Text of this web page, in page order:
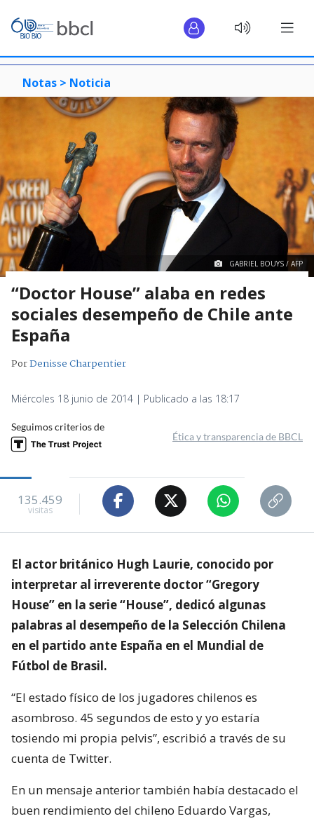
Notas > Noticia
GABRIEL BOUYS / AFP
“Doctor House” alaba en redes
sociales desempeño de Chile ante
España
PorDenisse Charpentier
Miércoles 18 junio de 2014 | Publicado a las 18:17
Seguimos criterios de
Ética y transparencia de BBCL
135.459
visitas
El actor británico Hugh Laurie, conocido por
interpretar al irreverente doctor “Gregory
House” en la serie “House”, dedicó algunas
palabras al desempeño de la Selección Chilena
en el partido ante España en el Mundial de
Fútbol de Brasil.
“El estado físico de los jugadores chilenos es
asombroso. 45 segundos de esto y yo estaría
tosiendo mi propia pelvis”, escribió a través de su
cuenta de Twitter.
En un mensaje anterior también había destacado el
buen rendimiento del chileno Eduardo Vargas,